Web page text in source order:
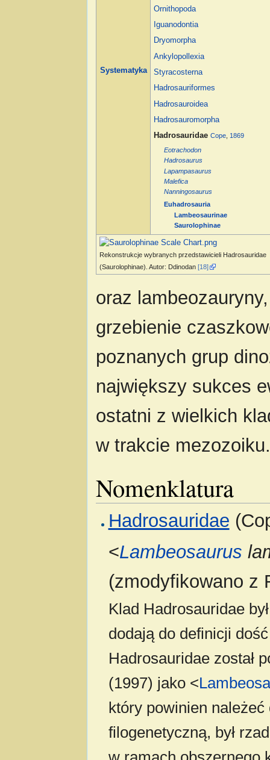
Systematyka
Ornithopoda
Iguanodontia
Dryomorpha
Ankylopollexia
Styracosterna
Hadrosauriformes
Hadrosauroidea
Hadrosauromorpha
Hadrosauridae Cope 1869
Eotrachodon
Hadrosaurus
Lapampasaurus
Malefica
Nanningosaurus
Euhadrosauria
Lambeosaurinae
Saurolophinae
Rekonstrukcje wybranych przedstawicieli Hadrosauridae
(Saurolophinae). Autor: Ddinodan[18]
oraz
grzebienie
poznanych grup
największy sukces
ostatni z wielkich
w trakcie
Nomenklatura
Hadrosauridae
<Lambeosaurus
(zmodyfikowano z
Klad Hadrosauridae
dodają do definicji
Hadrosauridae został
(1997) jako <
który powinien
filogenetyczną, był